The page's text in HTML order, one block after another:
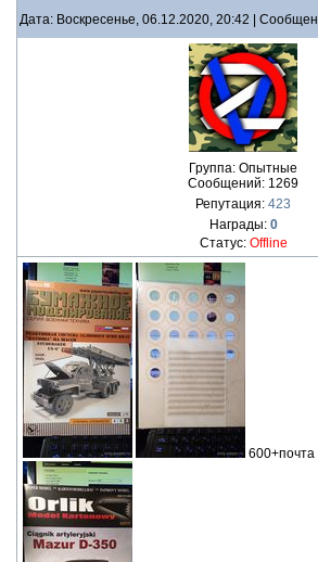
Дата: Воскресенье, 06.12.2020, 20:42 |
Группа: Опытные
Сообщений: 1269
Репутация: 423
Награды: 0
Статус: Offline
600+почта